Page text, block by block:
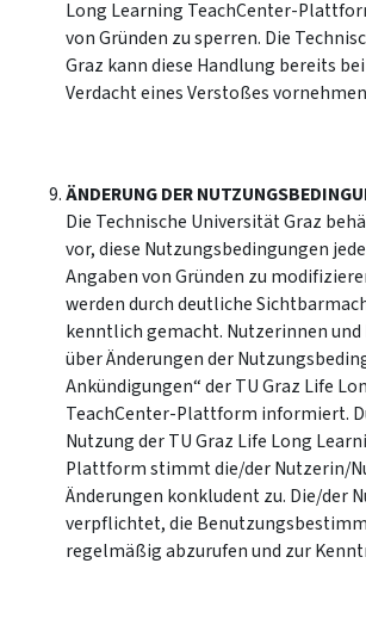
Long Learning TeachCenter-
von Gründen zu sperren. Die
Graz kann diese Handlung bereits
Verdacht eines Verstoßes
ÄNDERUNG DER
Die Technische Universität Graz
vor, diese Nutzungsbedingungen
Angaben von Gründen zu
werden durch deutliche
kenntlich gemacht. Nutzerinnen und
über Änderungen der
Ankündigungen“ der TU Graz Life
TeachCenter-Plattform informiert.
Nutzung der TU Graz Life Long
Plattform stimmt die/der Nutzerin/
Änderungen konkludent zu. Die/der
verpflichtet, die
regelmäßig abzurufen und zur